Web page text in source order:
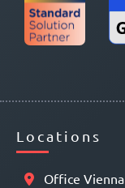
Locations
Office Vienna